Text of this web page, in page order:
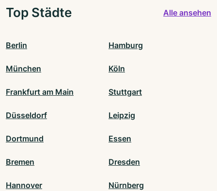
Top Städte Alle ansehen
Berlin Hamburg
München Köln
Frankfurt am Main Stuttgart
Düsseldorf Leipzig
Dortmund Essen
Bremen Dresden
Hannover Nürnberg